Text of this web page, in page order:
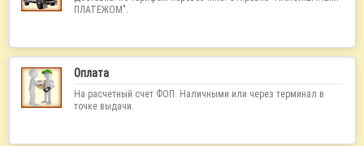
ПЛАТЕЖОМ".
Оплата
На расчетный счет ФОП. Наличными или через терминал в
точке выдачи.